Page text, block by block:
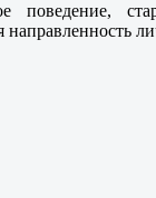
поведение,
направленность